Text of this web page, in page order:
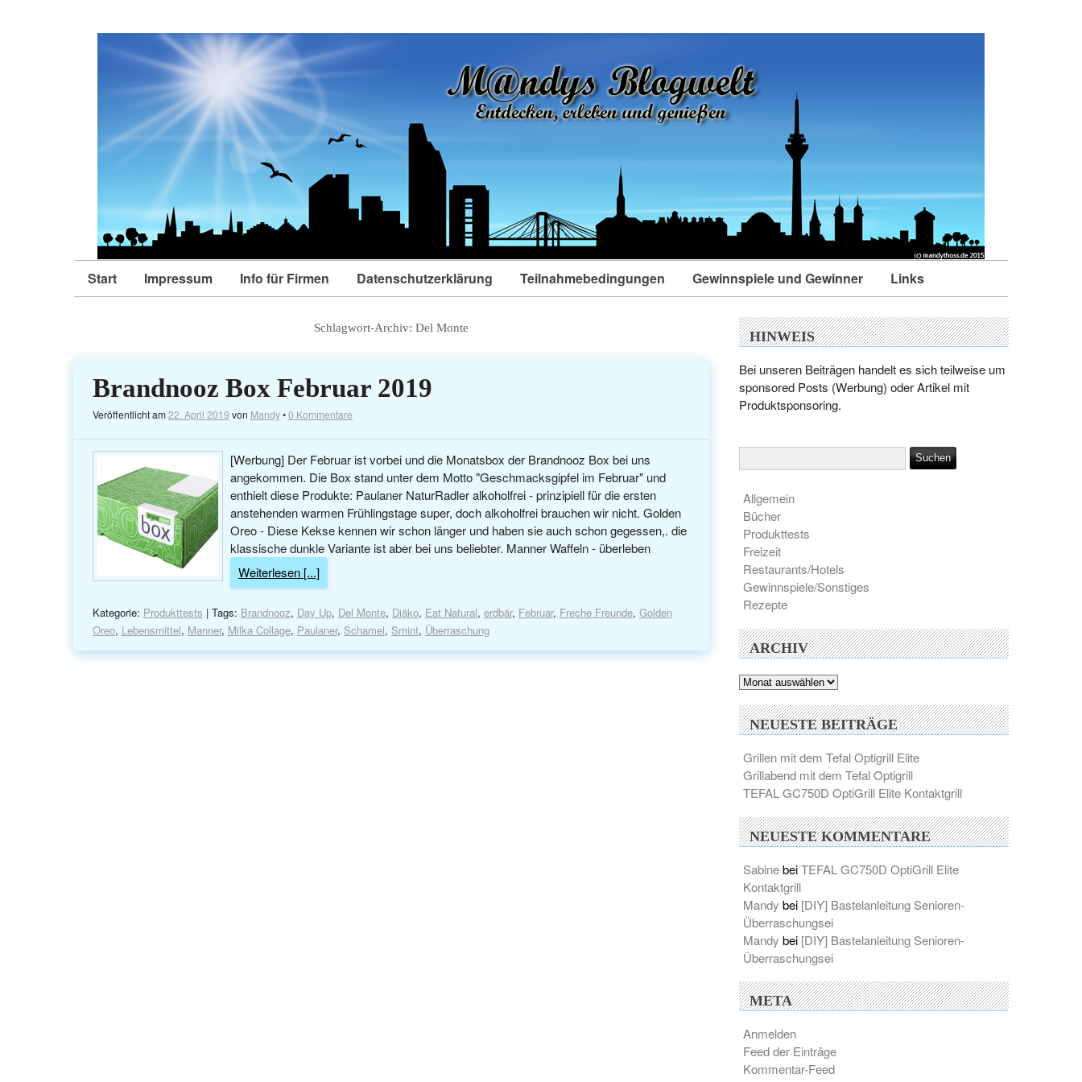
Start Impressum Info für Firmen Datenschutzerklärung Teilnahmebedingungen Gewinnspiele und Gewinner Links
Schlagwort-Archiv:Del Monte
Brandnooz Box Februar 2019
Veröffentlicht am22. April 2019 von Mandy•0 Kommentare
[Werbung] Der Februar ist vorbei und die Monatsbox der Brandnooz Box bei uns
angekommen. Die Box stand unter dem Motto "Geschmacksgipfel im Februar" und
enthielt diese Produkte: Paulaner NaturRadler alkoholfrei - prinzipiell für die ersten
anstehenden warmen Frühlingstage super, doch alkoholfrei brauchen wir nicht. Golden
Oreo - Diese Kekse kennen wir schon länger und haben sie auch schon gegessen,. die
klassische dunkle Variante ist aber bei uns beliebter. Manner Waffeln - überleben
Weiterlesen [...]
Kategorie: Produkttests | Tags: Brandnooz, Day Up, Del Monte, Diäko, Eat Natural, erdbär, Februar, Freche Freunde, Golden
Oreo, Lebensmittel, Manner, Milka Collage, Paulaner, Schamel, Smint, Überraschung
HINWEIS
Bei unseren Beiträgen handelt es sich teilweise um
sponsored Posts (Werbung) oder Artikel mit
Produktsponsoring.
Allgemein
Bücher
Produkttests
Freizeit
Restaurants/Hotels
Gewinnspiele/Sonstiges
Rezepte
ARCHIV
Archiv
NEUESTE BEITRÄGE
Grillen mit dem Tefal Optigrill Elite
Grillabend mit dem Tefal Optigrill
TEFAL GC750D OptiGrill Elite Kontaktgrill
NEUESTE KOMMENTARE
SabinebeiTEFAL GC750D OptiGrill Elite
Kontaktgrill
Mandy bei [DIY] Bastelanleitung Senioren-
Überraschungsei
Mandy bei [DIY] Bastelanleitung Senioren-
Überraschungsei
META
Anmelden
Feed der Einträge
Kommentar-Feed